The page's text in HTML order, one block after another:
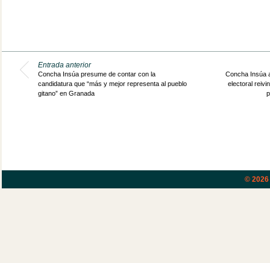
Entrada anterior
Concha Insúa presume de contar con la
candidatura que “más y mejor representa al pueblo
gitano” en Granada
Concha Insúa
electoral
© 2026